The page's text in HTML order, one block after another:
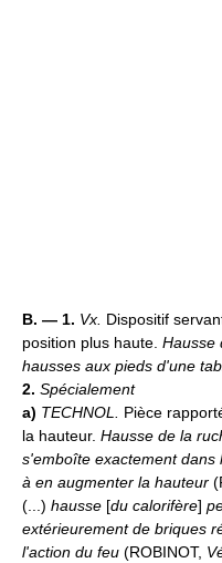
B. — 1. Vx. Dispositif
position plus haute. Hausse
hausses aux pieds d'une
2. Spécialement
a) TECHNOL. Pièce
la hauteur. Hausse de la
s'emboîte exactement dans
à en augmenter la hauteur
(...) hausse [du calorifère]
extérieurement de briques
l'action du feu (ROBINOT,